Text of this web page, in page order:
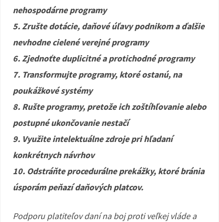
nehospodárne programy
5. Zrušte dotácie, daňové úľavy podnikom a ďalšie
nevhodne cielené verejné programy
6. Zjednoťte duplicitné a protichodné programy
7. Transformujte programy, ktoré ostanú, na
poukážkové systémy
8. Rušte programy, pretože ich zoštíhľovanie alebo
postupné ukončovanie nestačí
9. Využite intelektuálne zdroje pri hľadaní
konkrétnych návrhov
10. Odstráňte procedurálne prekážky, ktoré bránia
úsporám peňazí daňových platcov.
Podporu platiteľov daní na boj proti veľkej vláde a